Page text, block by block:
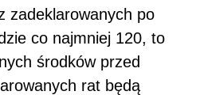
zadeklarowanych po
co najmniej 120, to
środków przed
rat będą